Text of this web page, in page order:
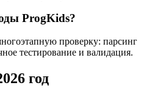
ProgKids?
проверку: парсинг
тестирование и валидация.
год